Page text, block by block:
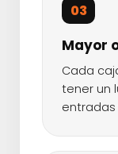
03
Mayor
Cada
tener un